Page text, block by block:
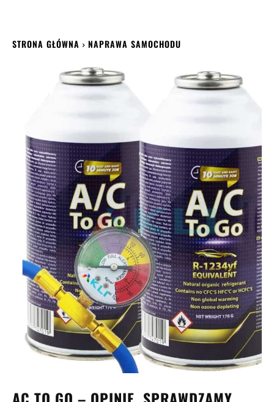
STRONA GŁÓWNA NAPRAWA SAMOCHODU